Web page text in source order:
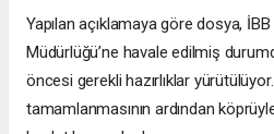
Yapılan açıklamaya göre dosya, İBB
Müdürlüğü’ne havale edilmiş
öncesi gerekli hazırlıklar yürütülüyor.
tamamlanmasının ardından